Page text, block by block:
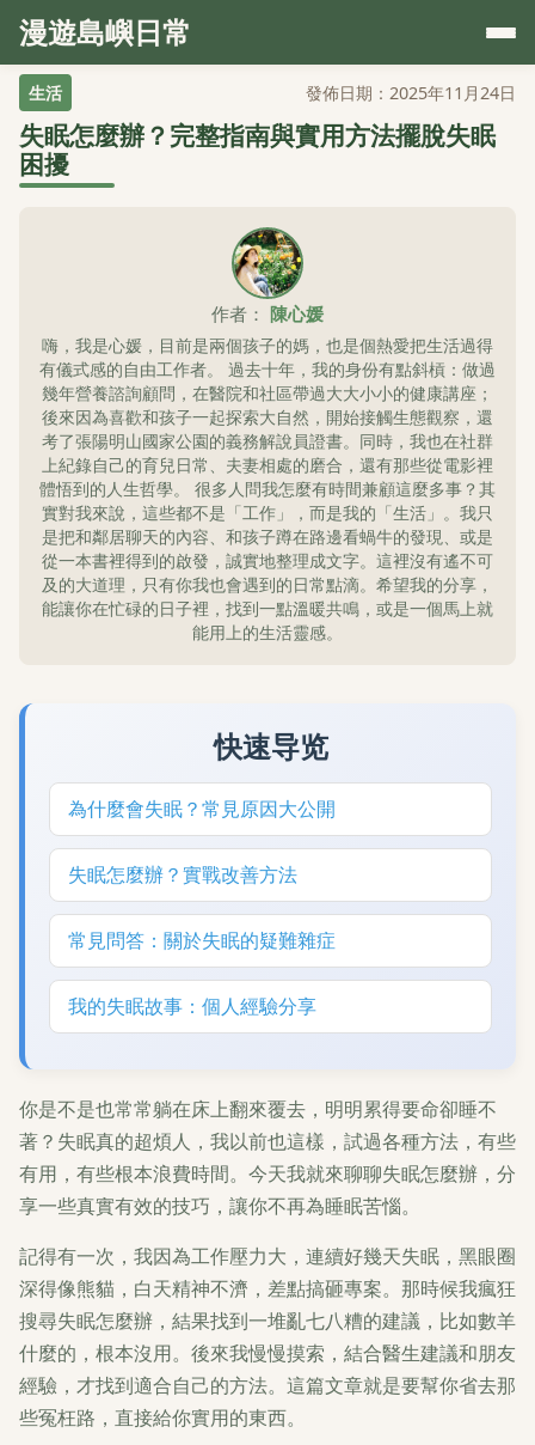
漫遊島嶼日常
生活 發佈日期：2025年11月24日
失眠怎麼辦？完整指南與實用方法擺脫失眠
困擾
作者： 陳心媛
嗨，我是心媛，目前是兩個孩子的媽，也是個熱愛把生活過得
有儀式感的自由工作者。 過去十年，我的身份有點斜槓：做過
幾年營養諮詢顧問，在醫院和社區帶過大大小小的健康講座；
後來因為喜歡和孩子一起探索大自然，開始接觸生態觀察，還
考了張陽明山國家公園的義務解說員證書。同時，我也在社群
上紀錄自己的育兒日常、夫妻相處的磨合，還有那些從電影裡
體悟到的人生哲學。 很多人問我怎麼有時間兼顧這麼多事？其
實對我來說，這些都不是「工作」，而是我的「生活」。我只
是把和鄰居聊天的內容、和孩子蹲在路邊看蝸牛的發現、或是
從一本書裡得到的啟發，誠實地整理成文字。這裡沒有遙不可
及的大道理，只有你我也會遇到的日常點滴。希望我的分享，
能讓你在忙碌的日子裡，找到一點溫暖共鳴，或是一個馬上就
能用上的生活靈感。
快速导览
為什麼會失眠？常見原因大公開
失眠怎麼辦？實戰改善方法
常見問答：關於失眠的疑難雜症
我的失眠故事：個人經驗分享
你是不是也常常躺在床上翻來覆去，明明累得要命卻睡不
著？失眠真的超煩人，我以前也這樣，試過各種方法，有些
有用，有些根本浪費時間。今天我就來聊聊失眠怎麼辦，分
享一些真實有效的技巧，讓你不再為睡眠苦惱。
記得有一次，我因為工作壓力大，連續好幾天失眠，黑眼圈
深得像熊貓，白天精神不濟，差點搞砸專案。那時候我瘋狂
搜尋失眠怎麼辦，結果找到一堆亂七八糟的建議，比如數羊
什麼的，根本沒用。後來我慢慢摸索，結合醫生建議和朋友
經驗，才找到適合自己的方法。這篇文章就是要幫你省去那
些冤枉路，直接給你實用的東西。